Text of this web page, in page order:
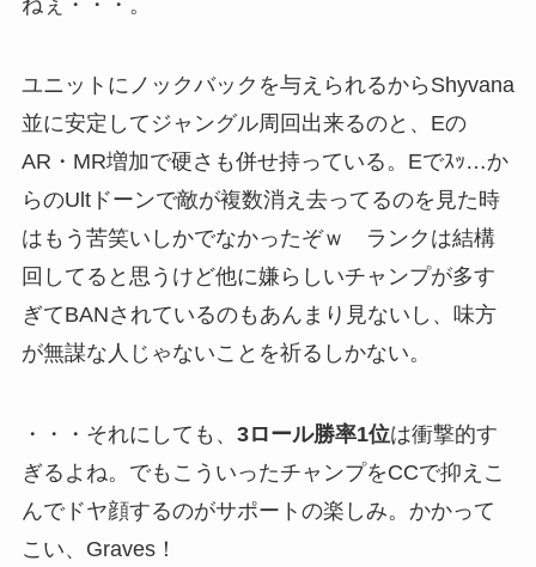
ユニットにノックバックを与えられるからShyvana
並に安定してジャングル周回出来るのと、Eの
AR・MR増加で硬さも併せ持っている。Eでｽｯ…か
らのUltドーンで敵が複数消え去ってるのを見た時
はもう苦笑いしかでなかったぞｗ ランクは結構
回してると思うけど他に嫌らしいチャンプが多す
ぎてBANされているのもあんまり見ないし、味方
が無謀な人じゃないことを祈るしかない。
・・・それにしても、 3ロール勝率1位は衝撃的す
ぎるよね。でもこういったチャンプをCCで抑えこ
んでドヤ顔するのがサポートの楽しみ。かかって
こい、Graves！